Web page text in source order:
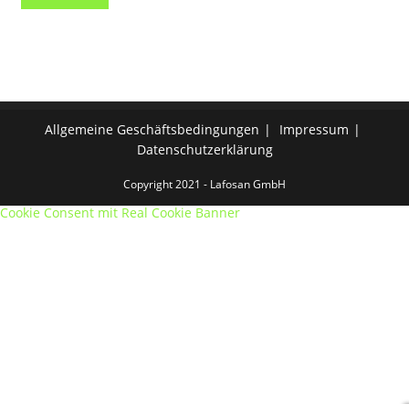
Allgemeine Geschäftsbedingungen
Impressum
Datenschutzerklärung
Copyright 2021 - Lafosan GmbH
Cookie Consent mit Real Cookie Banner